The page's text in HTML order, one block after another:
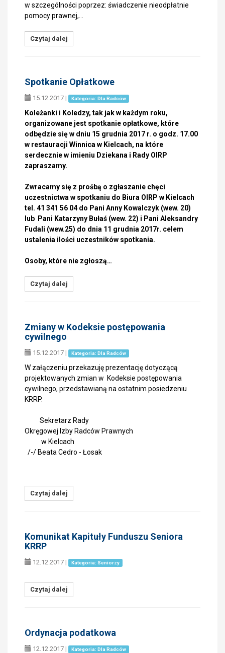
w szczególności poprzez: świadczenie nieodpłatnie
pomocy prawnej,…
Czytaj dalej
Spotkanie Opłatkowe
15.12.2017 | Kategoria: Dla Radców
Koleżanki i Koledzy, tak jak w każdym roku,
organizowane jest spotkanie opłatkowe, które
odbędzie się w dniu 15 grudnia 2017 r. o godz. 17.00
w restauracji Winnica w Kielcach, na które
serdecznie w imieniu Dziekana i Rady OIRP
zapraszamy.
Zwracamy się z prośbą o zgłaszanie chęci
uczestnictwa w spotkaniu do Biura OIRP w Kielcach
tel. 41 341 56 04 do Pani Anny Kowalczyk (wew. 20)
lub Pani Katarzyny Bułaś (wew. 22) i Pani Aleksandry
Fudali (wew.25) do dnia 11 grudnia 2017r. celem
ustalenia ilości uczestników spotkania.
Osoby, które nie zgłoszą…
Czytaj dalej
Zmiany w Kodeksie postępowania
cywilnego
15.12.2017 | Kategoria: Dla Radców
W załączeniu przekazuję prezentację dotyczącą
projektowanych zmian w Kodeksie postępowania
cywilnego, przedstawianą na ostatnim posiedzeniu
KRRP.
Sekretarz Rady
Okręgowej Izby Radców Prawnych
w Kielcach
/-/ Beata Cedro - Łosak
Czytaj dalej
Komunikat Kapituły Funduszu Seniora
KRRP
12.12.2017 | Kategoria: Seniorzy
Czytaj dalej
Ordynacja podatkowa
12.12.2017 | Kategoria: Dla Radców